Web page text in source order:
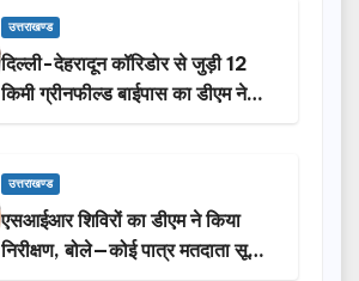
उत्तराखण्ड
दिल्ली-देहरादून कॉरिडोर से जुड़ी 12
किमी ग्रीनफील्ड बाईपास का डीएम ने
किया निरीक्षण…
उत्तराखण्ड
एसआईआर शिविरों का डीएम ने किया
निरीक्षण, बोले—कोई पात्र मतदाता सूची